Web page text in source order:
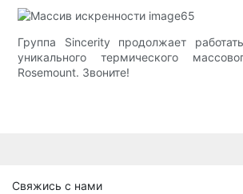
Группа Sincerity продолжает
уникального термического
Rosemount. Звоните!
Свяжись с нами